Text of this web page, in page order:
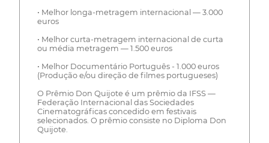
• Melhor longa-metragem internacional — 3.000
euros
• Melhor curta-metragem internacional de curta
ou média metragem — 1.500 euros
• Melhor Documentário Português - 1.000 euros
(Produção e/ou direção de filmes portugueses)
O Prêmio Don Quijote é um prêmio da IFSS —
Federação Internacional das Sociedades
Cinematográficas concedido em festivais
selecionados. O prêmio consiste no Diploma Don
Quijote.